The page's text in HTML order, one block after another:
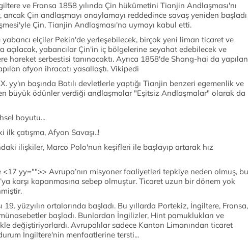
ve Fransa 1858 yılında Çin hükümetini Tianjin Andlaşması'nı
Çin andlaşmayı onaylamayı reddedince savaş yeniden başladı
Çin, Tianjin Andlaşması'na uymayı kabul etti.
elçiler Pekin'de yerleşebilecek, birçok yeni liman ticaret ve
açılacak, yabancılar Çin'in iç bölgelerine seyahat edebilecek ve
hareket serbestisi tanınacaktı. Ayrıca 1858'de Shang-hai da yapılan
afyon ihracatı yasallaştı. Vikipedi
yy'ın başında Batılı devletlerle yaptığı Tianjin benzeri egemenlik ve
büyük ödünler verdiği andlaşmalar "Eşitsiz Andlaşmalar" olarak da
boyutu...
ilk çatışma, Afyon Savaşı..!
ilişkiler, Marco Polo'nun keşifleri ile başlayıp artarak hız
yy="">> Avrupa’nın misyoner faaliyetleri tepkiye neden olmuş, bu
karşı kapanmasına sebep olmuştur. Ticaret uzun bir dönem yok
19. yüzyılın ortalarında başladı. Bu yıllarda Portekiz, İngiltere, Fransa,
başladı. Bunlardan İngilizler, Hint pamuklukları ve
değiştiriyorlardı. Avrupalılar sadece Kanton Limanından ticaret
İngiltere'nin menfaatlerine tersti...